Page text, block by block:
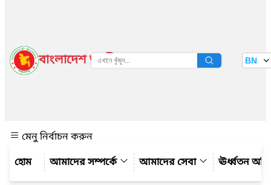
বাংলাদেশ জাতীয় তথ্য বাতায়ন BN
মেনু নির্বাচন করুন
আমাদের সম্পর্কে
আমাদের সেবা ঊর্ধ্বতন